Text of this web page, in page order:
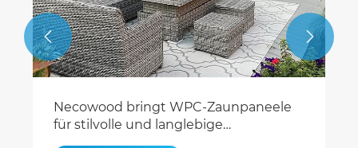
NECOWOOD erweitert globales
Projektangebot mit leistungsstarken
SPC-, LVT- und WPC-
 